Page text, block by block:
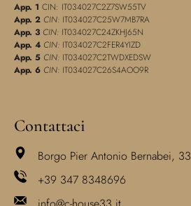
App. 1 CIN: IT034027C2Z7SW55TV
App. 2 CIN: IT034027C25W7MB7RA
App. 3 CIN: IT034027C24ZKHJ65N
App. 4 CIN: IT034027C2FER4YIZD
App. 5 CIN: IT034027C2TWDXEDSW
App. 6 CIN: IT034027C26S4AOO9R
Contattaci
Borgo Pier Antonio Bernabei, 33
+39 347 8348696